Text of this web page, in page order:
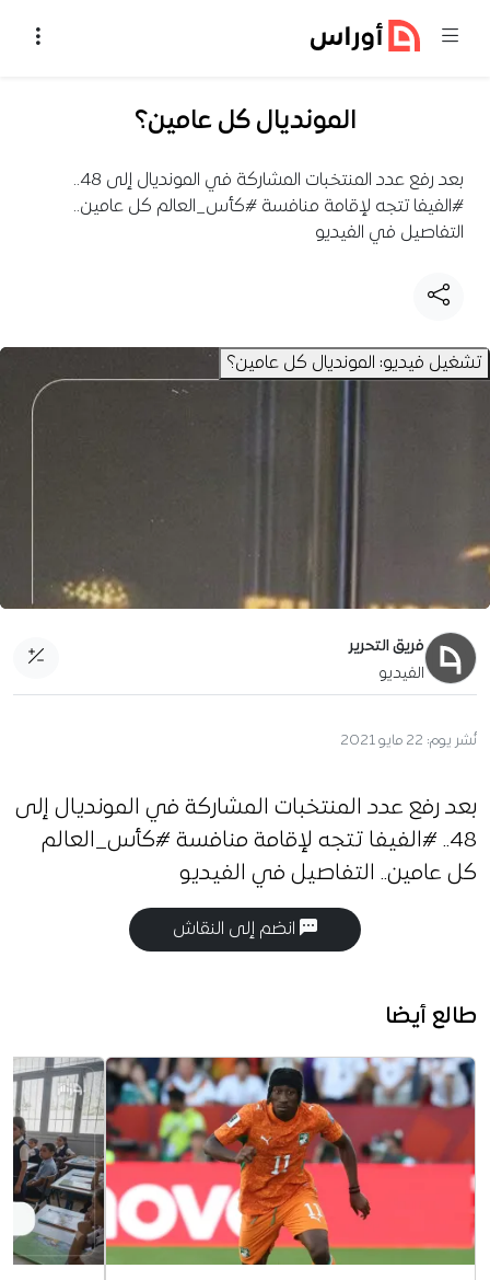
المونديال كل عامين؟
بعد رفع عدد المنتخبات المشاركة في المونديال إلى 48..
#الفيفا تتجه لإقامة منافسة #كأس_العالم كل عامين..
التفاصيل في الفيديو
تشغيل فيديو: المونديال كل عامين؟
فريق التحرير
الفيديو
نُشر يوم: 22 مايو 2021
بعد رفع عدد المنتخبات المشاركة في المونديال إلى
48.. #الفيفا تتجه لإقامة منافسة #كأس_العالم
كل عامين.. التفاصيل في الفيديو
انضم إلى النقاش
طالع أيضا